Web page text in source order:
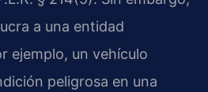
a una entidad
ejemplo, un vehículo
peligrosa en una